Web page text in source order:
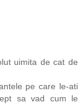
uimita de cat de
pe care le-ati
sa vad cum le